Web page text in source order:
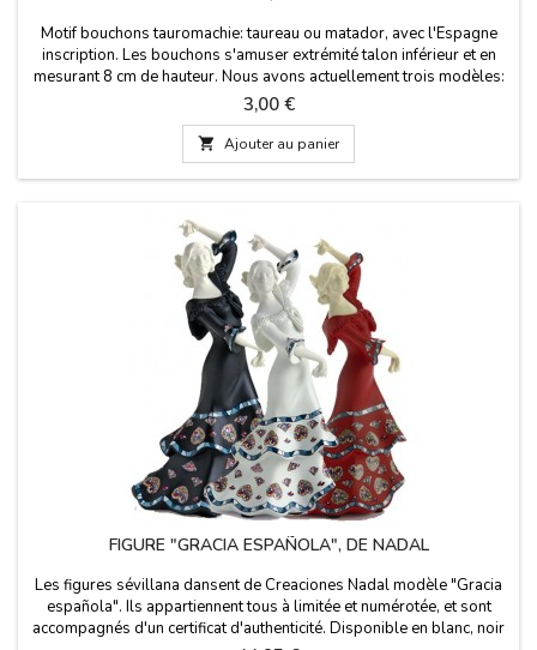
Motif bouchons tauromachie: taureau ou matador, avec l'Espagne
inscription. Les bouchons s'amuser extrémité talon inférieur et en
mesurant 8 cm de hauteur. Nous avons actuellement trois modèles:
torero (modèle 1), le taureau (modèle 2) et Séville (modèle
3).Cliquez sur "Plus de détails" pour lire quelque chose d'important.
Prix
3,00 €
 Ajouter au panier
FIGURE "GRACIA ESPAÑOLA", DE NADAL
Les figures sévillana dansent de Creaciones Nadal modèle "Gracia
española". Ils appartiennent tous à limitée et numérotée, et sont
accompagnés d'un certificat d'authenticité. Disponible en blanc, noir